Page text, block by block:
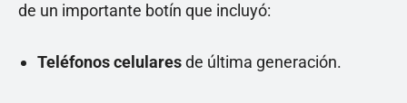
de un importante botín que incluyó:
Teléfonos celularesde última generación.